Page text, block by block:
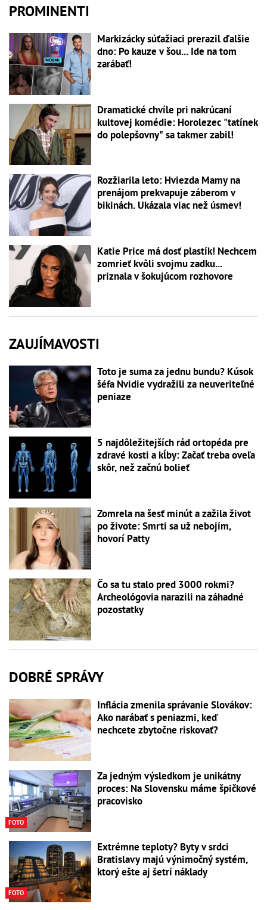
PROMINENTI
Markizácky súťažiaci prerazil ďalšie
dno: Po kauze v šou... Ide na tom
zarábať!
Dramatické chvíle pri nakrúcaní
kultovej komédie: Horolezec "tatínek
do polepšovny" sa takmer zabil!
Rozžiarila leto: Hviezda Mamy na
prenájom prekvapuje záberom v
bikinách. Ukázala viac než úsmev!
Katie Price má dosť plastík! Nechcem
zomrieť kvôli svojmu zadku...
priznala v šokujúcom rozhovore
ZAUJÍMAVOSTI
Toto je suma za jednu bundu? Kúsok
šéfa Nvidie vydražili za neuveriteľné
peniaze
5 najdôležitejších rád ortopéda pre
zdravé kosti a kĺby: Začať treba oveľa
skôr, než začnú bolieť
Zomrela na šesť minút a zažila život
po živote: Smrti sa už nebojím,
hovorí Patty
Čo sa tu stalo pred 3000 rokmi?
Archeológovia narazili na záhadné
pozostatky
DOBRÉ SPRÁVY
Inflácia zmenila správanie Slovákov:
Ako narábať s peniazmi, keď
nechcete zbytočne riskovať?
FOTO
Za jedným výsledkom je unikátny
proces: Na Slovensku máme špičkové
pracovisko
FOTO
Extrémne teploty? Byty v srdci
Bratislavy majú výnimočný systém,
ktorý ešte aj šetrí náklady